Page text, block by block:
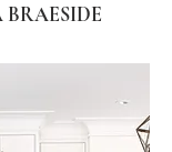
BRAESIDE